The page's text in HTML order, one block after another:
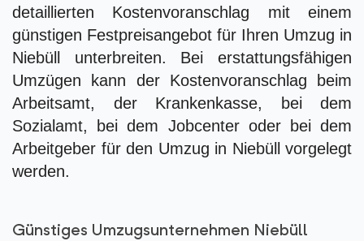
detaillierten Kostenvoranschlag mit einem
günstigen Festpreisangebot für Ihren Umzug in
Niebüll unterbreiten. Bei erstattungsfähigen
Umzügen kann der Kostenvoranschlag beim
Arbeitsamt, der Krankenkasse, bei dem
Sozialamt, bei dem Jobcenter oder bei dem
Arbeitgeber für den Umzug in Niebüll vorgelegt
werden.
Günstiges Umzugsunternehmen Niebüll